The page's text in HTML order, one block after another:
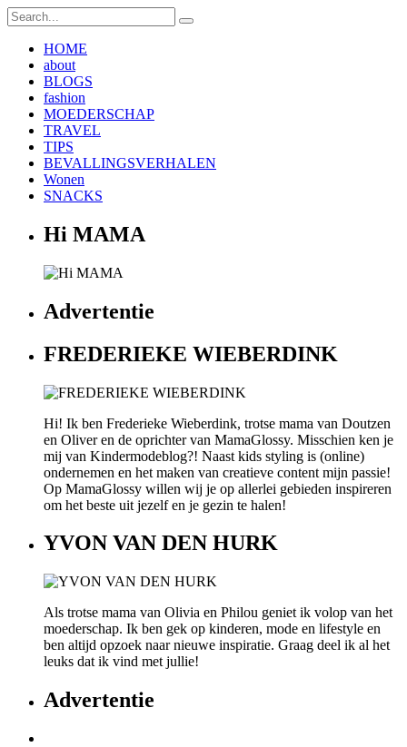
HOME
about
BLOGS
fashion
MOEDERSCHAP
TRAVEL
TIPS
BEVALLINGSVERHALEN
Wonen
SNACKS
Hi MAMA
Advertentie
FREDERIEKE WIEBERDINK
Hi! Ik ben Frederieke Wieberdink, trotse mama van Doutzen
en Oliver en de oprichter van MamaGlossy. Misschien ken je
mij van Kindermodeblog?! Naast kids styling is (online)
ondernemen en het maken van creatieve content mijn passie!
Op MamaGlossy willen wij je op allerlei gebieden inspireren
om het beste uit jezelf en je gezin te halen!
YVON VAN DEN HURK
Als trotse mama van Olivia en Philou geniet ik volop van het
moederschap. Ik ben gek op kinderen, mode en lifestyle en
ben altijd opzoek naar nieuwe inspiratie. Graag deel ik al het
leuks dat ik vind met jullie!
Advertentie